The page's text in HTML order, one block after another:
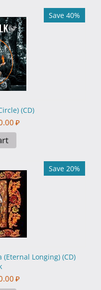
Save 40%
(CD)
₽
Save 20%
Longing) (CD)
₽